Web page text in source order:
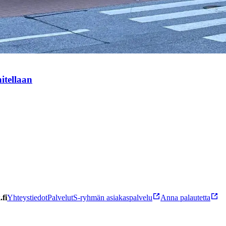
YhteystiedotPalvelutS-ryhmän asiakaspalvelu Anna palautetta